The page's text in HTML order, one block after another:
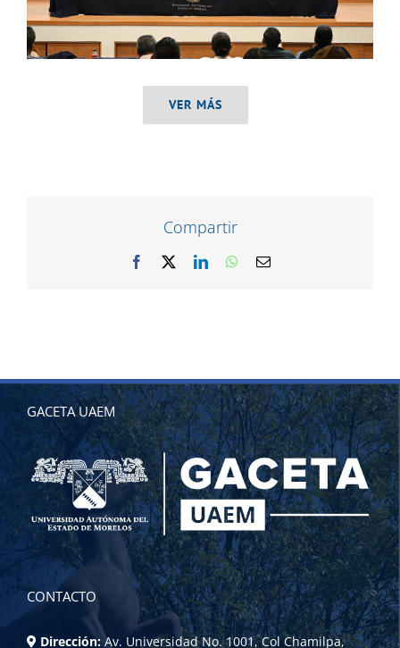
VER MÁS
Compartir
Facebook LinkedInWhatsApp
Correo
GACETA UAEM
CONTACTO
Dirección: Av. Universidad No. 1001, Col Chamilpa,